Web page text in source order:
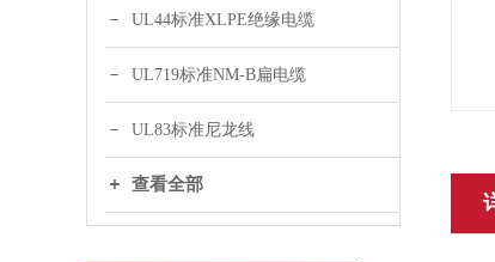
UL44标准XLPE绝缘电缆
UL719标准NM-B扁电缆
UL83标准尼龙线
查看全部